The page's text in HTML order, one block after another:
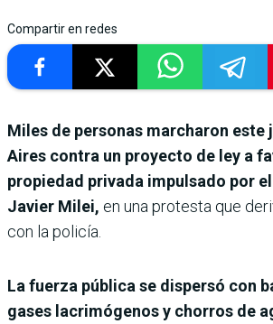
Compartir en redes
Miles de personas marcharon este
Aires contra un proyecto de ley a
propiedad privada impulsado por
Javier Milei, en una protesta que
con la policía.
La fuerza pública se dispersó con
gases lacrimógenos y chorros de